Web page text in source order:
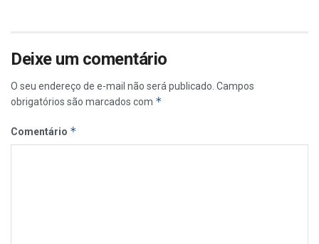
Deixe um comentário
O seu endereço de e-mail não será publicado. Campos
obrigatórios são marcados com *
Comentário *